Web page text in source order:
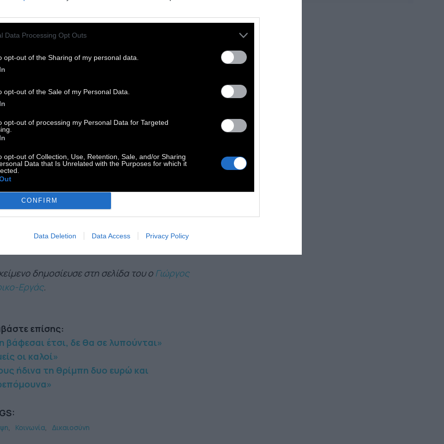
Data Processing Opt Outs
opt-out of the Sharing of my personal data.
opt-out of the Sale of my Personal Data.
opt-out of processing my Personal Data for Targeted
opt-out of Collection, Use, Retention, Sale, and/or Sharing
Data that Is Unrelated with the Purposes for which it
CONFIRM
Data Deletion Data Access Privacy Policy
η δύναμη της εξουσίας
τους τυράννους ανά τους
μια μανία μέσα του όλο αυτό, μια μανία που δε
αν αυτό που μόλις σκαρφίστηκε είναι
Η μανία αυτή απλά θέλει να εκδηλωθεί. Είναι η
της εξουσίας αυτή μανία, η άυλη ουσία που
τους τυράννους ανά τους αιώνες. Είναι αυτό
σκοτάδι που πρέπει να κάνουμε πέρα αν θέλουμε
μια χούφτα πιθανότητες να επιβιώσουμε
δημοσίευσε στη σελίδα του ο Γιώργος
Εργάς.
επίσης:
βάφεσαι έτσι, δε θα σε λυπούνται»
οι καλοί»
ήδινα τη θρίμπη δυο ευρώ και
Κοινωνία Δικαιοσύνη